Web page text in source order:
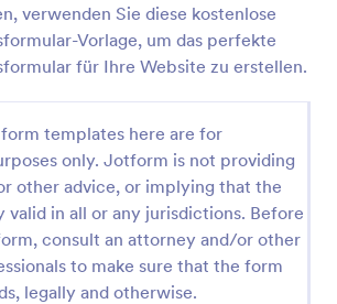
verwenden Sie diese kostenlose
Vorlage, um das perfekte
für Ihre Website zu erstellen.
templates here are for
only. Jotform is not providing
other advice, or implying that the
valid in all or any jurisdictions. Before
consult an attorney and/or other
to make sure that the form
legally and otherwise.
da sie innerhalb der im Vertrag
gebunden sind; daher sind sie
Form von Betrug,
oder Abweichung von ihrer
für ihre Handlungen verantwortlich.
Paar, spezifische Informationen
einzutragen und die genauen
einwilligenden Partei sowie die
der Vereinbarung aufzuführen. Es
dass eine Erklärung abgegeben
und frei von sexuell
Krankheiten sind, für die sie bei
dem anderen gegenüber haften
Vorlage verwenden